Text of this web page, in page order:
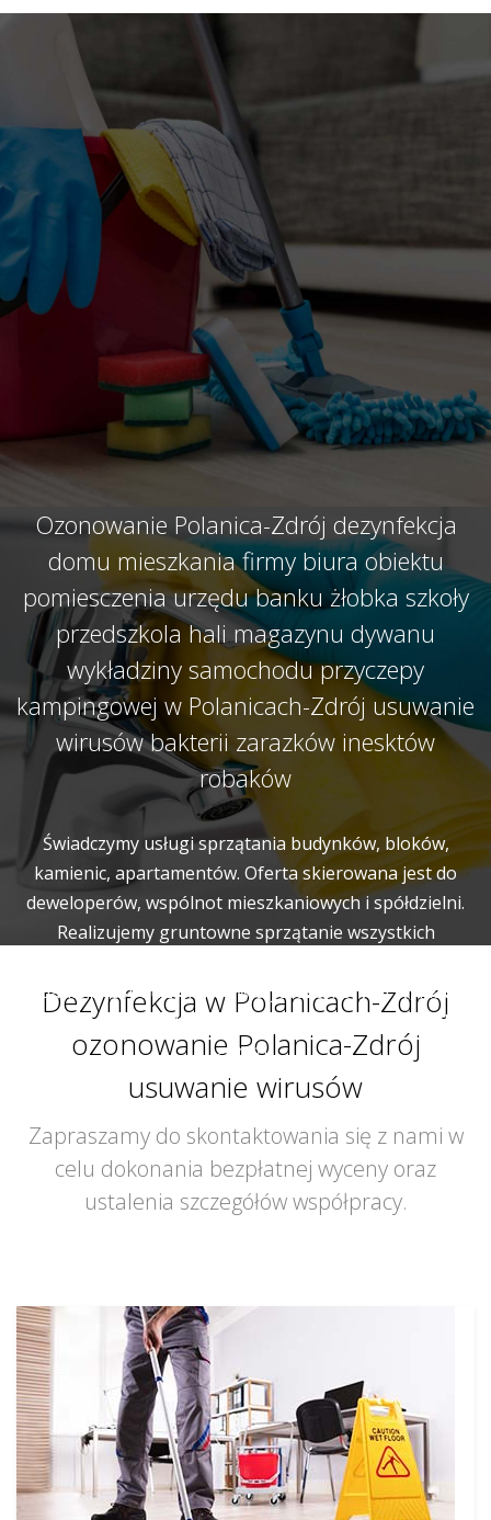
Ozonowanie Polanica-Zdrój dezynfekcja
domu mieszkania firmy biura obiektu
pomiesczenia urzędu banku żłobka szkoły
przedszkola hali magazynu dywanu
wykładziny samochodu przyczepy
kampingowej w Polanicach-Zdrój usuwanie
wirusów bakterii zarazków inesktów
robaków
Świadczymy usługi sprzątania budynków, bloków,
kamienic, apartamentów. Oferta skierowana jest do
deweloperów, wspólnot mieszkaniowych i spółdzielni.
Realizujemy gruntowne sprzątanie wszystkich
zadaniem jest utrzymanie w czystości korytarzy, klatek
schodowych, wind, pomieszczeń gospodarczych a także
garaży.
Dezynfekcja w Polanicach-Zdrój
ozonowanie Polanica-Zdrój
usuwanie wirusów
Zapraszamy do skontaktowania się z nami w
celu dokonania bezpłatnej wyceny oraz
ustalenia szczegółów współpracy.